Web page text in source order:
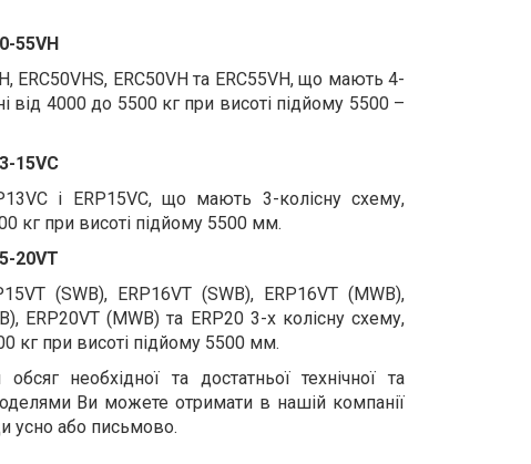
55VH
ERC50VHS, ERC50VH та ERC55VH, що мають 4-
від 4000 до 5500 кг при висоті підйому 5500 –
15VC
і ERP15VC, що мають 3-колісну схему,
кг при висоті підйому 5500 мм.
20VT
(SWB), ERP16VT (SWB), ERP16VT (MWB),
ERP20VT (MWB) та ERP20 3-х колісну схему,
кг при висоті підйому 5500 мм.
необхідної та достатньої технічної та
Ви можете отримати в нашій компанії
усно або письмово.